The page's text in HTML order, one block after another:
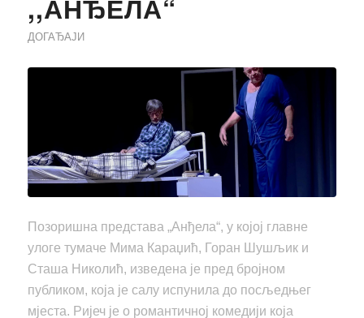
,,АНЂЕЛА“
ДОГАЂАЈИ
Позоришна представа „Анђела“, у којој главне
улоге тумаче Mима Караџић, Горан Шушљик и
Сташа Николић, изведена је пред бројном
публиком, која је салу испунила до посљедњег
мјеста. Ријеч је о романтичној комедији која